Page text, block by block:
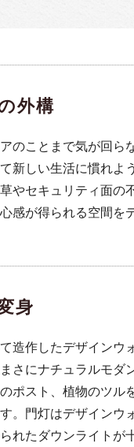
外構
のことまで気が回ら
新しい生活に慣れよ
やセキュリティ面の
感が得られる空間を
身
造作したデザインウ
さにナチュラルモダ
ポスト、植物のツル
。門灯はデザインウ
れたダウンライトが